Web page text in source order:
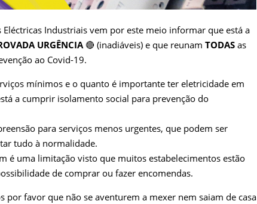
Eléctricas Industriaisvem por este meio informar que está a
URGÊNCIA 🔴 (inadiáveis) e que reunamTODAS as
ao Covid-19.
mínimos e o quanto é importante ter eletricidade em
a cumprir isolamento social para prevenção do
para serviços menos urgentes, que podem ser
tudo à normalidade.
é uma limitação visto que muitos estabelecimentos estão
de comprar ou fazer encomendas.
por favor que não se aventurem a mexer nem saiam de casa